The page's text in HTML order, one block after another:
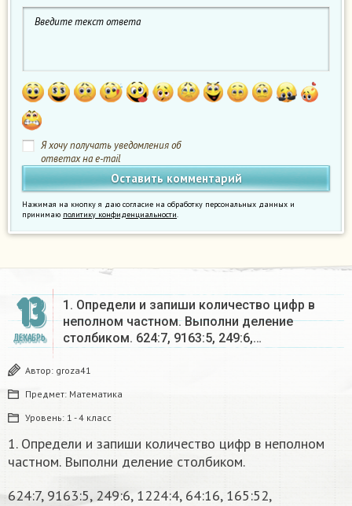
Я хочу получать уведомления об
ответах на e-mail
Нажимая на кнопку я даю согласие на обработку персональных данных и
принимаю политику конфиденциальности.
13
ДЕКАБРЬ
1. Определи и запиши количество цифр в
неполном частном. Выполни деление
столбиком. 624:7, 9163:5, 249:6,…
Автор: groza41
Предмет: Математика
Уровень: 1 - 4 класс
1. Определи и запиши количество цифр в неполном
частном. Выполни деление столбиком.
624:7, 9163:5, 249:6, 1224:4, 64:16, 165:52,